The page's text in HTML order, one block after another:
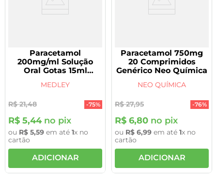
Paracetamol
200mg/ml Solução
Oral Gotas 15ml
MEDLEY
R$ 21,48 -75%
R$ 5,44no pix
ou R$ 5,59 em até 1x no
cartão
ADICIONAR
Paracetamol 750mg
20 Comprimidos
Genérico Neo Química
NEO QUÍMICA
R$ 27,95 -76%
R$ 6,80 no pix
ou R$ 6,99 em até 1x no
cartão
ADICIONAR